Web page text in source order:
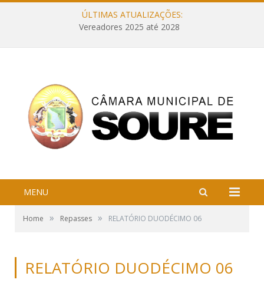
ÚLTIMAS ATUALIZAÇÕES:
Vereadores 2025 até 2028
MENU
Home » Repasses » RELATÓRIO DUODÉCIMO 06
RELATÓRIO DUODÉCIMO 06